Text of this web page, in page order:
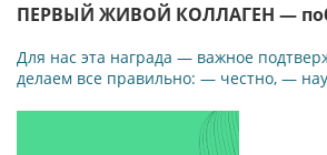
ПЕРВЫЙ ЖИВОЙ КОЛЛАГЕН —
Для нас эта награда — важное
делаем все правильно: — честно, —